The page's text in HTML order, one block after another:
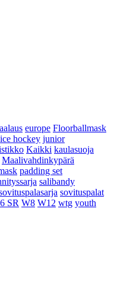
europe Floorballmask
ice hockey junior
Kaikki kaulasuoja
Maalivahdinkypärä
padding set
salibandy
sovituspalat
SR W8 W12 wtg youth